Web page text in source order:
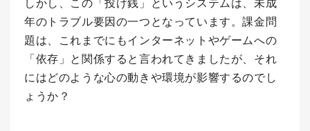
しかし、この「投げ銭」というシステムは、未成
年のトラブル要因の一つとなっています。課金問
題は、これまでにもインターネットやゲームへの
「依存」と関係すると言われてきましたが、それ
にはどのような心の動きや環境が影響するのでし
ょうか？